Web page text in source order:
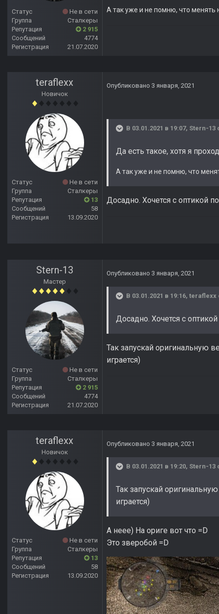
Статус
Не в сети
Группа
Сталкеры
Репутация
2 915
Сообщений
4774
Регистрация
21.07.2020
А так уже и не помню, что менять
teraflexx
Новичок
Статус
Не в сети
Группа
Сталкеры
Репутация
13
Сообщений
58
Регистрация
13.09.2020
Опубликовано 3 января, 2021
В 03.01.2021 в 19:07, Stern-13
Да есть такое, хотя я
А так уже и не помню, что
Досадно. Хочется с оптикой
Stern-13
Мастер
Статус
Не в сети
Группа
Сталкеры
Репутация
2 915
Сообщений
4774
Регистрация
21.07.2020
Опубликовано 3 января, 2021
В 03.01.2021 в 19:16, teraflexx
Досадно. Хочется с оптикой
Так запускай оригинальную
играется)
teraflexx
Новичок
Статус
Не в сети
Группа
Сталкеры
Репутация
13
Сообщений
58
Регистрация
13.09.2020
Опубликовано 3 января, 2021
В 03.01.2021 в 19:20, Stern-13
Так запускай
играется)
А неее) На ориге вот что =D
Это зверобой =D